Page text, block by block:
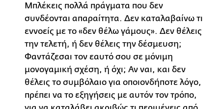
Μπλέκεις πολλά πράγματα που δεν
συνδέονται απαραίτητα. Δεν καταλαβαίνω τι
εννοείς με το «δεν θέλω γάμους». Δεν θέλεις
την τελετή, ή δεν θέλεις την δέσμευση;
Φαντάζεσαι τον εαυτό σου σε μόνιμη
μονογαμική σχέση, ή όχι; Αν ναι, και δεν
θέλεις το συμβόλαιο για οποιονδήποτε λόγο,
πρέπει να το εξηγήσεις με αυτόν τον τρόπο,